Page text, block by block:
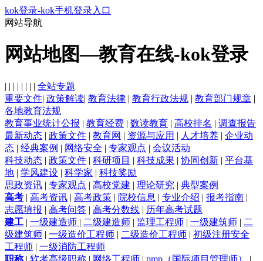
kok登录-kok手机登录入口
网站导航
网站地图—教育在线-kok登录
| | | | | | | | 全站专题
重要文件| 政策解读| 教育法律 | 教育行政法规 | 教育部门规章 |
各地教育法规
教育事业统计公报 | 教育经费 | 数读教育 | 高校排名 | 调查报告
最新动态 | 政策文件 | 教育网 | 资源与应用 | 人才培养 | 企业动
态 | 经典案例 | 网络安全 | 专家观点 | 会议活动
科技动态 | 政策文件 | 科研项目 | 科技成果 | 协同创新 | 平台基
地 | 学风建设 | 科学家 | 科技奖励
思政资讯 | 专家观点 | 高校党建 | 理论研究 | 典型案例
高考 | 高考资讯 | 高考政策 | 院校信息 | 专业介绍 | 报考指南 |
志愿填报 | 高考问答 | 高考分数线 | 历年高考试题
建工 | 一级建造师 | 二级建造师 | 监理工程师 | 一级建筑师 | 二
级建筑师 | 一级造价工程师 | 二级造价工程师 | 初级注册安全
工程师 | 一级消防工程师
职称| 软考高级职称 | 网络工程师 | pmp（国际项目管理师）
|